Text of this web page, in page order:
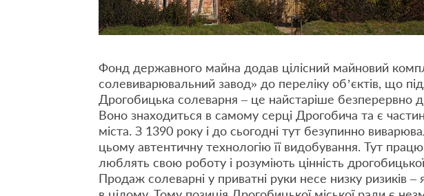
Фонд державного майна додав цілісний майновий
солевиварювальний завод» до переліку об’єктів, що
Дрогобицька солеварня – це найстаріше безперервно
Воно знаходиться в самому серці Дрогобича та є
міста. З 1390 року і до сьогодні тут безупинно
цьому автентичну технологію її видобування. Тут
люблять свою роботу і розуміють цінність
Продаж солеварні у приватні руки несе низку ризиків –